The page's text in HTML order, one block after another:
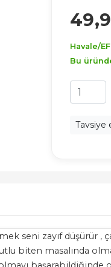
49
Havale/
Bu
Tavsiye
seni zayıf düşürür ,
biten masalında